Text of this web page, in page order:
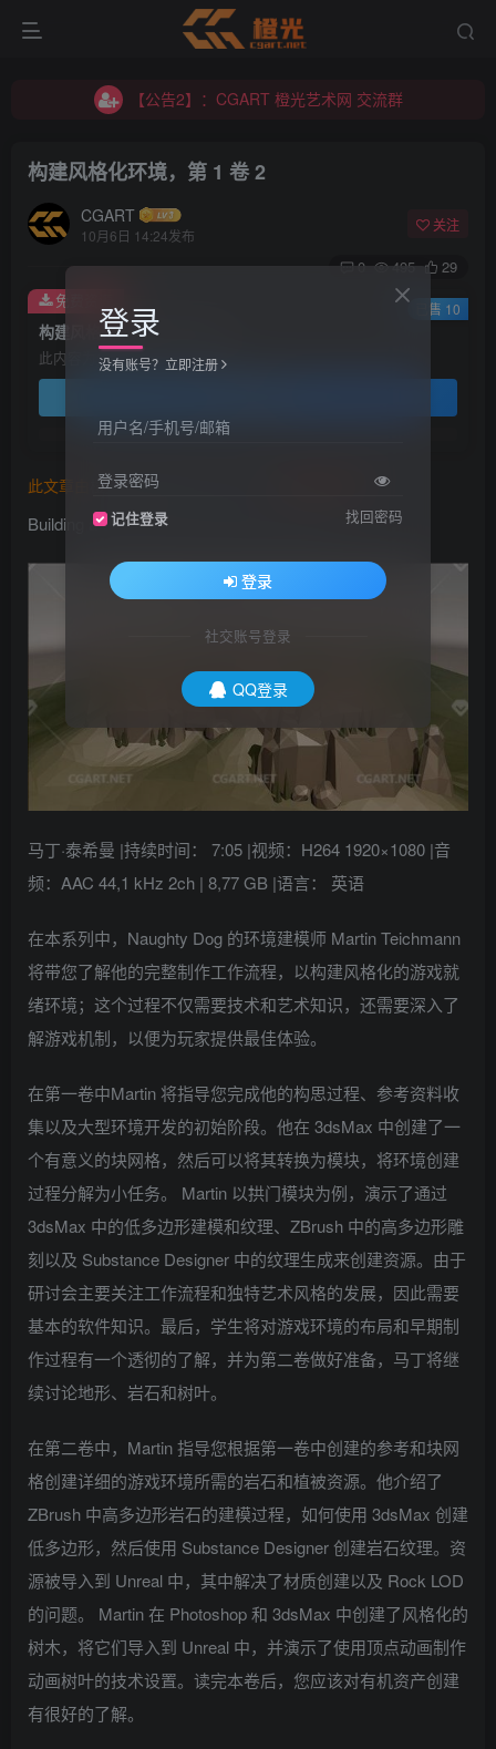
【公告1】：将免费进行到底！！！
【公告1】：将免费进行到底！！！
构建风格化环境，第 1 卷 2
CGART
10月6日 14:24发布
关注
0 495 29
构建风格化环境，第 1 卷 2
此内容为免费资源，请登录后查看
免费资源 已售 10
此文章由 橙光艺术网(www.cgart.net)
Building a Stylized Environment, Volume 1 2
马丁·泰希曼 |持续时间： 7:05 |视频：H264 1920×1080 |音
频：AAC 44,1 kHz 2ch | 8,77 GB |语言： 英语
在本系列中，Naughty Dog 的环境建模师 Martin Teichmann
将带您了解他的完整制作工作流程，以构建风格化的游戏就
绪环境；这个过程不仅需要技术和艺术知识，还需要深入了
解游戏机制，以便为玩家提供最佳体验。
在第一卷中Martin 将指导您完成他的构思过程、参考资料收
集以及大型环境开发的初始阶段。他在 3dsMax 中创建了一
个有意义的块网格，然后可以将其转换为模块，将环境创建
过程分解为小任务。 Martin 以拱门模块为例，演示了通过
3dsMax 中的低多边形建模和纹理、ZBrush 中的高多边形雕
刻以及 Substance Designer 中的纹理生成来创建资源。由于
研讨会主要关注工作流程和独特艺术风格的发展，因此需要
基本的软件知识。最后，学生将对游戏环境的布局和早期制
作过程有一个透彻的了解，并为第二卷做好准备，马丁将继
续讨论地形、岩石和树叶。
在第二卷中，Martin 指导您根据第一卷中创建的参考和块网
格创建详细的游戏环境所需的岩石和植被资源。他介绍了
ZBrush 中高多边形岩石的建模过程，如何使用 3dsMax 创建
低多边形，然后使用 Substance Designer 创建岩石纹理。资
源被导入到 Unreal 中，其中解决了材质创建以及 Rock LOD
的问题。 Martin 在 Photoshop 和 3dsMax 中创建了风格化的
树木，将它们导入到 Unreal 中，并演示了使用顶点动画制作
动画树叶的技术设置。读完本卷后，您应该对有机资产创建
有很好的了解。
登录
没有账号？立即注册
用户名/手机号/邮箱
登录密码
记住登录 找回密码
登录
社交账号登录
QQ登录